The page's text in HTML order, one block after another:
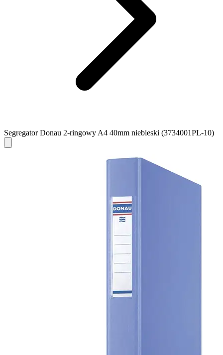
Segregator Donau 2-ringowy A4 40mm niebieski (3734001PL-10)